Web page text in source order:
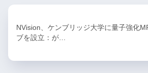
NVision、ケンブリッジ大学に量子強化
ブを設立：が…